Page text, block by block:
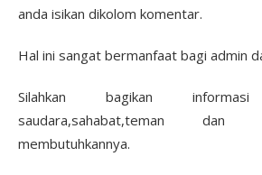
anda isikan dikolom komentar.
Hal ini sangat bermanfaat bagi admin
Silahkan bagikan
saudara,sahabat,teman
membutuhkannya.